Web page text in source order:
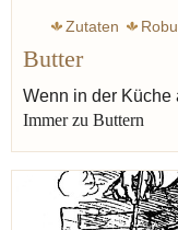
Zutaten
Butter
Wenn in der Küche
Immer zu Buttern